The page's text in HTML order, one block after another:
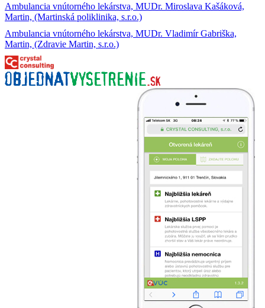
Ambulancia vnútorného lekárstva, MUDr. Miroslava Kašáková,
Martin, (Martinská poliklinika, s.r.o.)
Ambulancia vnútorného lekárstva, MUDr. Vladimír Gabriška,
Martin, (Zdravie Martin, s.r.o.)